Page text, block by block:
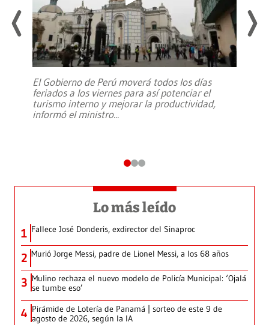
El Gobierno de Perú moverá todos los días
feriados a los viernes para así potenciar el
turismo interno y mejorar la productividad,
informó el ministro...
Lo más leído
1 Fallece José Donderis, exdirector del Sinaproc
2 Murió Jorge Messi, padre de Lionel Messi, a los 68 años
3 Mulino rechaza el nuevo modelo de Policía Municipal: ‘Ojalá
se tumbe eso’
4 Pirámide de Lotería de Panamá | sorteo de este 9 de
agosto de 2026, según la IA